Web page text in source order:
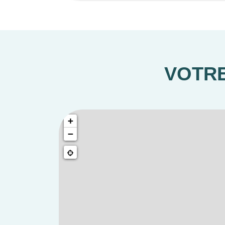
: de quoi recevoir
*Frais de notaire offerts pour toute
+
−